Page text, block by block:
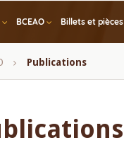
BCEAO Billets et pièces
Publications